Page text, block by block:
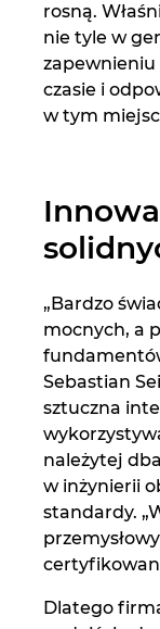
rosną.
nie tyle w
zapewnieniu
czasie i
w tym
„Bardzo
mocnych, a
Sebastian
sztuczna
należytej
w inżynierii
standardy.
Dlatego